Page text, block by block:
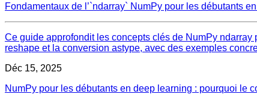
Fondamentaux de l’`ndarray` NumPy pour les débutants
Ce guide approfondit les concepts clés de NumPy
reshape et la conversion astype, avec des exemples
Déc 15, 2025
NumPy pour les débutants en deep learning : pourquoi le